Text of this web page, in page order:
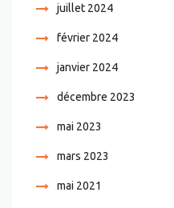
juillet 2024
février 2024
janvier 2024
décembre 2023
mai 2023
mars 2023
mai 2021